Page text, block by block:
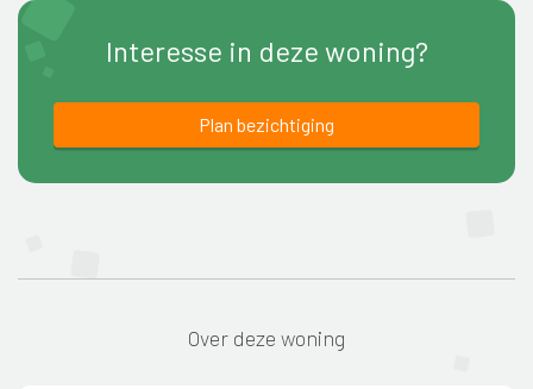
Interesse in deze woning?
Plan bezichtiging
Over deze woning